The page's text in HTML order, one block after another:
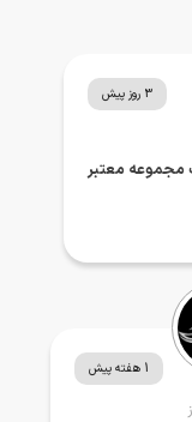
3 روز پیش
مجموعه معتبر
1 هفته پیش